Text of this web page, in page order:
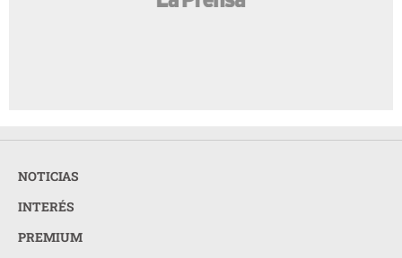
NOTICIAS
INTERÉS
PREMIUM